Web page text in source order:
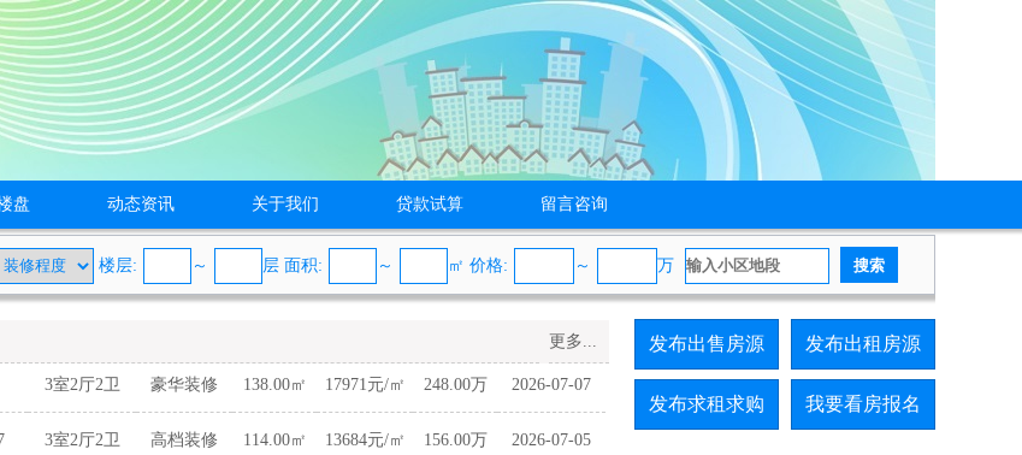
盘 动态资讯 关于我们 贷款试算 留言咨询
楼层: ～ 层 面积: ～ ㎡ 价格: ～ 万
更多...
3室2厅2卫 豪华装修 138.00㎡ 17971元/㎡ 248.00万 2026-07-07
3室2厅2卫 高档装修 114.00㎡ 13684元/㎡ 156.00万 2026-07-05
发布出售房源 发布出租房源
发布求租求购 我要看房报名